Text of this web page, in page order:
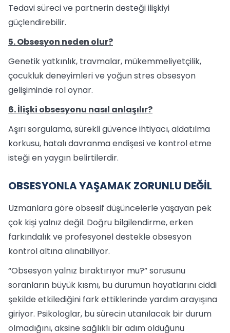
Tedavi süreci ve partnerin desteği ilişkiyi
güçlendirebilir.
5. Obsesyon neden olur?
Genetik yatkınlık, travmalar, mükemmeliyetçilik,
çocukluk deneyimleri ve yoğun stres obsesyon
gelişiminde rol oynar.
6. İlişki obsesyonu nasıl anlaşılır?
Aşırı sorgulama, sürekli güvence ihtiyacı, aldatılma
korkusu, hatalı davranma endişesi ve kontrol etme
isteği en yaygın belirtilerdir.
OBSESYONLA YAŞAMAK ZORUNLU DEĞİL
Uzmanlara göre obsesif düşüncelerle yaşayan pek
çok kişi yalnız değil. Doğru bilgilendirme, erken
farkındalık ve profesyonel destekle obsesyon
kontrol altına alınabiliyor.
“Obsesyon yalnız bıraktırıyor mu?” sorusunu
soranların büyük kısmı, bu durumun hayatlarını ciddi
şekilde etkilediğini fark ettiklerinde yardım arayışına
giriyor. Psikologlar, bu sürecin utanılacak bir durum
olmadığını, aksine sağlıklı bir adım olduğunu